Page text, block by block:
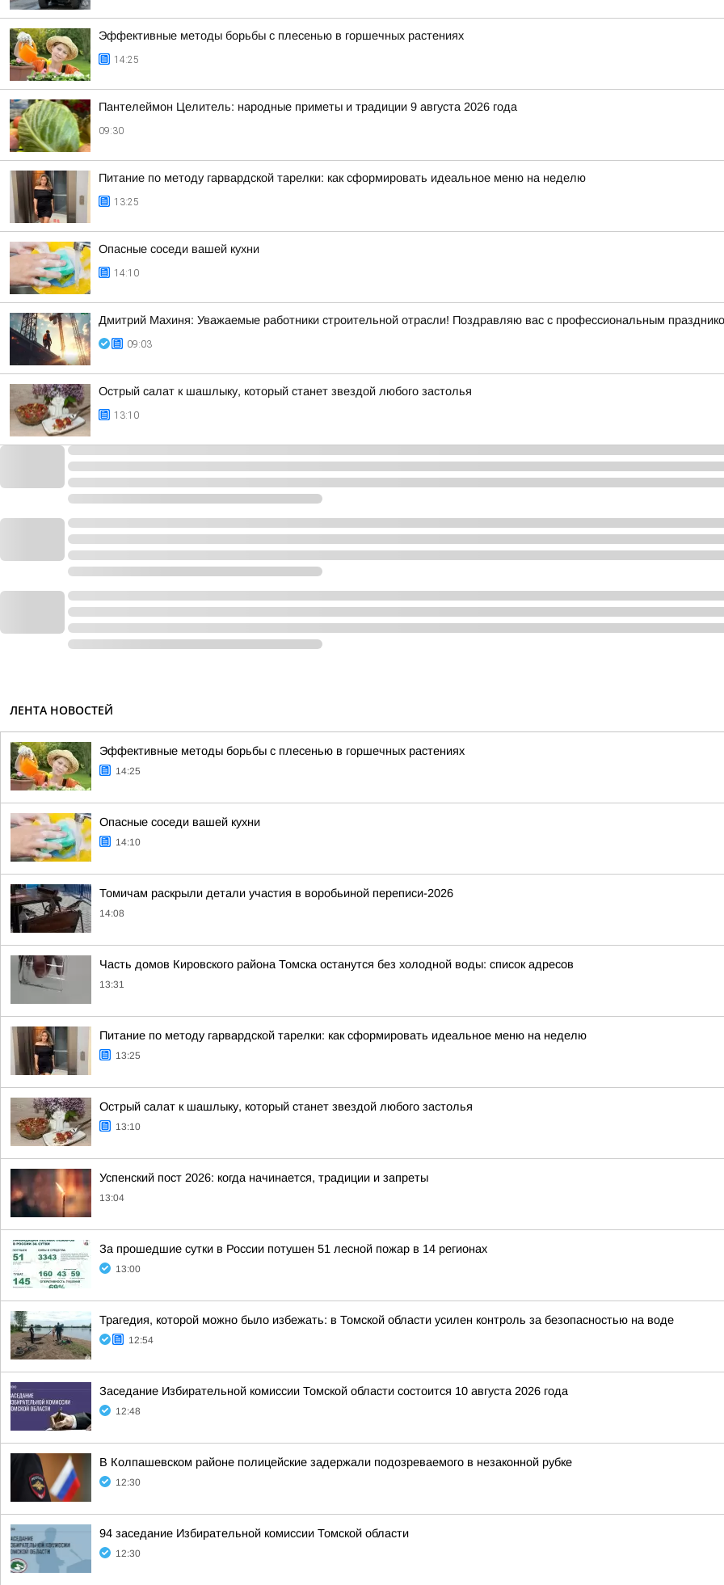
Эффективные методы борьбы с плесенью в горшечных растениях
14:25
Пантелеймон Целитель: народные приметы и традиции 9 августа 2026 года
09:30
Питание по методу гарвардской тарелки: как сформировать идеальное меню на неделю
13:25
Опасные соседи вашей кухни
14:10
Дмитрий Махиня: Уважаемые работники строительной отрасли! Поздравляю вас с профессиональным
09:03
Острый салат к шашлыку, который станет звездой любого застолья
13:10
ЛЕНТА НОВОСТЕЙ
Эффективные методы борьбы с плесенью в горшечных растениях
14:25
Опасные соседи вашей кухни
14:10
Томичам раскрыли детали участия в воробьиной переписи-2026
14:08
Часть домов Кировского района Томска останутся без холодной воды: список адресов
13:31
Питание по методу гарвардской тарелки: как сформировать идеальное меню на неделю
13:25
Острый салат к шашлыку, который станет звездой любого застолья
13:10
Успенский пост 2026: когда начинается, традиции и запреты
13:04
За прошедшие сутки в России потушен 51 лесной пожар в 14 регионах
13:00
Трагедия, которой можно было избежать: в Томской области усилен контроль за безопасностью на воде
12:54
Заседание Избирательной комиссии Томской области состоится 10 августа 2026 года
12:48
В Колпашевском районе полицейские задержали подозреваемого в незаконной рубке
12:30
94 заседание Избирательной комиссии Томской области
12:30